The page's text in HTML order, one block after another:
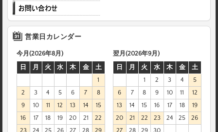
営業日カレンダー
今月(2026年8月)
日
月 火 水 木 金
土
1
2
3 4 5 6 7
8
9
10 11 12 13 14
15
16
17 18 19 20 21
22
23
24 25 26 27 28
29
翌月(2026年9月)
日
月 火 水 木 金
土
1
2 3 4
5
6
7 8 9 10 11
12
13
14 15 16 17 18
19
20
21 22 23 24 25
26
27
28 29 30